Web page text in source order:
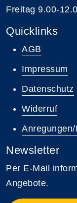
Freitag 9.00-
Quicklinks
AGB
Impressum
Datenschutz
Widerruf
Newsletter
Per E-Mail
Angebote.